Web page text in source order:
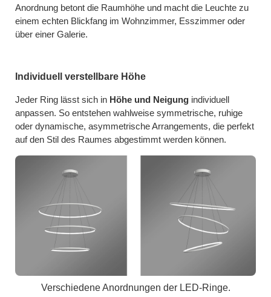
Anordnung betont die Raumhöhe und macht die Leuchte zu
einem echten Blickfang im Wohnzimmer, Esszimmer oder
über einer Galerie.
Individuell verstellbare Höhe
Jeder Ring lässt sich in Höhe und Neigung individuell
anpassen. So entstehen wahlweise symmetrische, ruhige
oder dynamische, asymmetrische Arrangements, die perfekt
auf den Stil des Raumes abgestimmt werden können.
Verschiedene Anordnungen der LED-Ringe.